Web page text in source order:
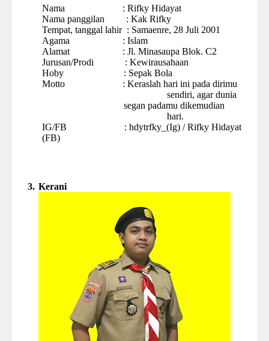
Nama :Rifky Hidayat
Nama panggilan
:Kak Rifky
Tempat, tanggal lahir : Samaenre, 28 Juli 2001
Agama
: Islam
Alamat
:Jl. Minasaupa Blok. C2
Jurusan/Prodi : Kewirausahaan
Hoby
: Sepak Bola
Motto
:Keraslah hari ini pada dirimu
sendiri, agar dunia
segan padamu dikemudian
hari.
IG/FB
:hdytrfky_(Ig) / Rifky Hidayat
(FB)
3. Kerani